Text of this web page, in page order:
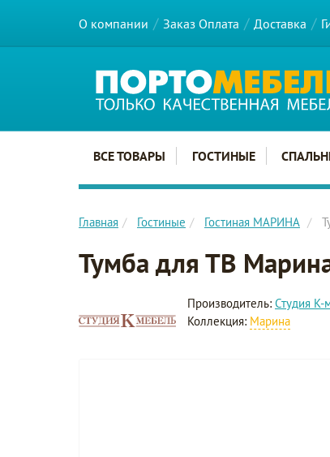
О компании Заказ Оплата Доставка
Главное меню сайта
ВСЕ ТОВАРЫ ГОСТИНЫЕ
Главная Гостиные Гостиная МАРИНА
Тумба для ТВ
Производитель: Студия К-
Коллекция: Марина